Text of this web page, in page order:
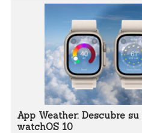
App Weather: Descubre
watchOS 10